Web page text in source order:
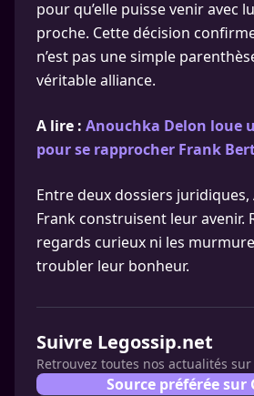
pour qu’elle puisse venir avec
proche. Cette décision
n’est pas une simple
véritable alliance.
A lire : Anouchka Delon loue
pour se rapprocher Frank
Entre deux dossiers
Frank construisent leur avenir.
regards curieux ni les
troubler leur bonheur.
Suivre Legossip.net
Retrouvez toutes nos actualités sur
Source préférée sur